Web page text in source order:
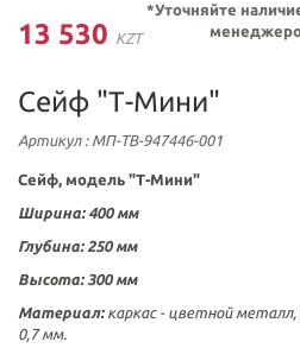
13 530 KZT
*Уточняйте
Сейф "Т-Мини"
Артикул: МП-ТВ-947446-001
Сейф, модель "Т-Мини"
Ширина: 400 мм
Глубина: 250 мм
Высота: 300 мм
Материал: каркас - цветной
0,7 мм.